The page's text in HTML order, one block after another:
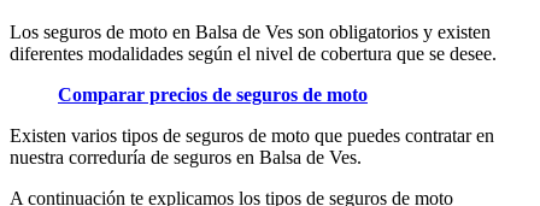
Los seguros de moto en Balsa de Ves son obligatorios y existen
diferentes modalidades según el nivel de cobertura que se desee.
Comparar precios de seguros de moto
Existen varios tipos de seguros de moto que puedes contratar en
nuestra correduría de seguros en Balsa de Ves.
A continuación te explicamos los tipos de seguros de moto